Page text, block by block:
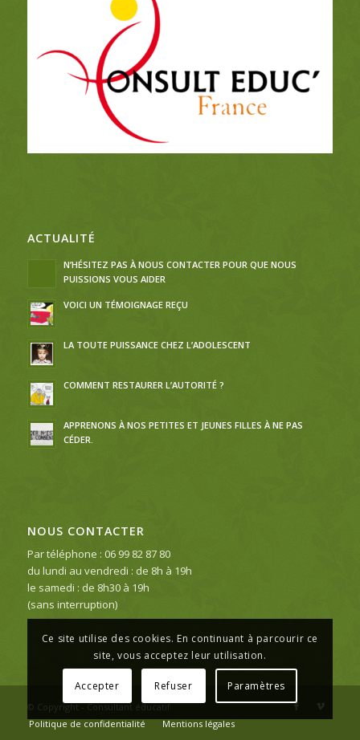
ACTUALITÉ
N’HÉSITEZ PAS À NOUS CONTACTER POUR QUE NOUS
PUISSIONS VOUS AIDER
VOICI UN TÉMOIGNAGE REÇU
LA TOUTE PUISSANCE CHEZ L’ADOLESCENT
COMMENT RESTAURER L’AUTORITÉ ?
APPRENONS À NOS PETITES ET JEUNES FILLES À NE PAS
CÉDER.
NOUS CONTACTER
Par téléphone : 06 99 82 87 80
du lundi au vendredi : de 8h à 19h
le samedi : de 8h30 à 19h
(sans interruption)
© Copyright - Consultant éducatif
Politique de confidentialité
Mentions légales
Ce site utilise des cookies. En continuant à parcourir ce
site, vous acceptez leur utilisation.
Accepter Refuser Paramètres